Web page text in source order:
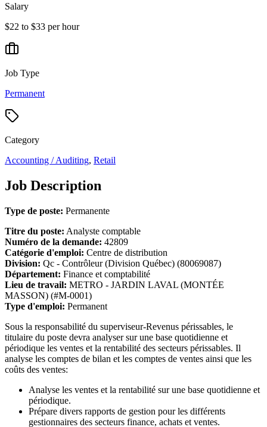
Salary
$22 to $33 per hour
Job Type
Permanent
Category
Accounting / Auditing, Retail
Job Description
Type de poste: Permanente
Titre du poste: Analyste comptable
Numéro de la demande: 42809
Catégorie d'emploi: Centre de distribution
Division: Qc - Contrôleur (Division Québec) (80069087)
Département: Finance et comptabilité
Lieu de travail: METRO - JARDIN LAVAL (MONTÉE
MASSON) (#M-0001)
Type d'emploi: Permanent
Sous la responsabilité du superviseur-Revenus périssables, le
titulaire du poste devra analyser sur une base quotidienne et
périodique les ventes et la rentabilité des secteurs périssables. Il
analyse les comptes de bilan et les comptes de ventes ainsi que les
coûts des ventes:
Analyse les ventes et la rentabilité sur une base quotidienne et
périodique.
Prépare divers rapports de gestion pour les différents
gestionnaires des secteurs finance, achats et ventes.